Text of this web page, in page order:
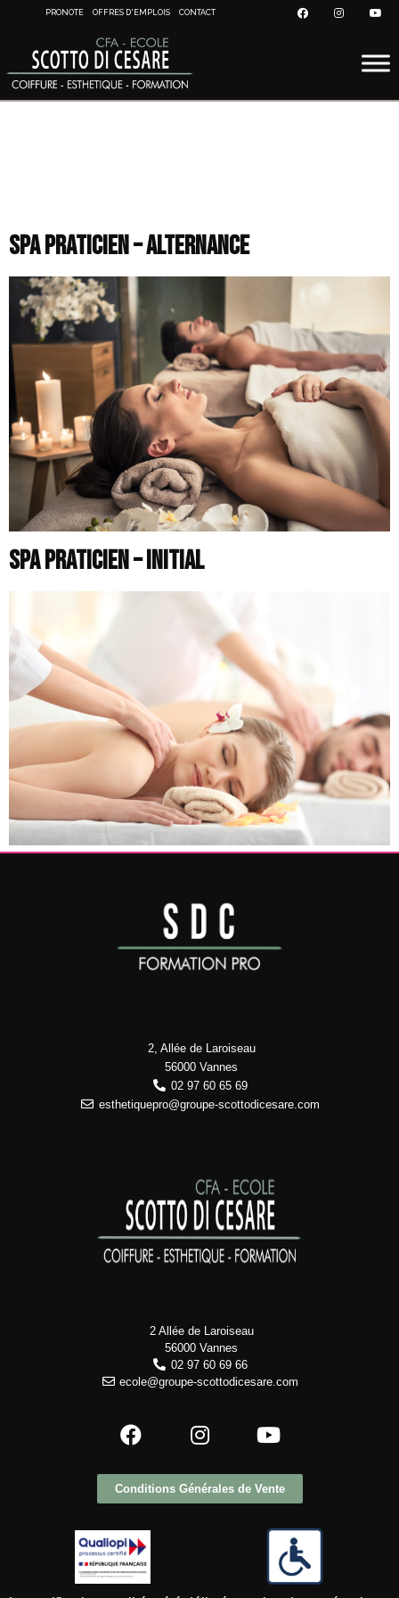
PRONOTE OFFRES D'EMPLOIS CONTACT
SPA PRATICIEN – ALTERNANCE
SPA PRATICIEN – INITIAL
2, Allée de Laroiseau
56000 Vannes
02 97 60 65 69
esthetiquepro@groupe-scottodicesare.com
2 Allée de Laroiseau
56000 Vannes
02 97 60 69 66
ecole@groupe-scottodicesare.com
Conditions Générales de Vente